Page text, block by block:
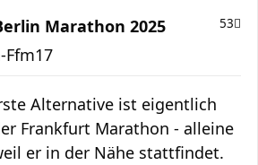
Marathon 2025 53
Ffm17
Alternative ist eigentlich
Frankfurt Marathon - alleine
er in der Nähe stattfindet.